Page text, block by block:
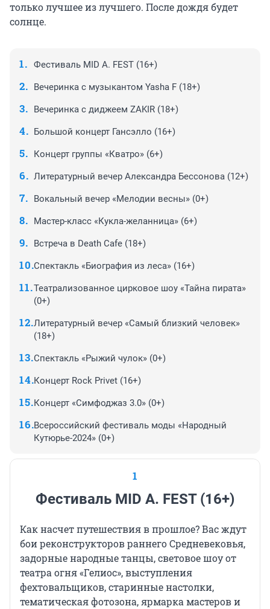
только лучшее из лучшего. После дождя будет
солнце.
Фестиваль MID A. FEST (16+)
Вечеринка с музыкантом Yasha F (18+)
Вечеринка с диджеем ZAKIR (18+)
Большой концерт Гансэлло (16+)
Концерт группы «Кватро» (6+)
Литературный вечер Александра Бессонова (12+)
Вокальный вечер «Мелодии весны» (0+)
Мастер-класс «Кукла-желанница» (6+)
Встреча в Death Cafe (18+)
Спектакль «Биография из леса» (16+)
Театрализованное цирковое шоу «Тайна пирата»
(0+)
Литературный вечер «Самый близкий человек»
(18+)
Спектакль «Рыжий чулок» (0+)
Концерт Rock Privet (16+)
Концерт «Симфоджаз 3.0» (0+)
Всероссийский фестиваль моды «Народный
Кутюрье-2024» (0+)
1
Фестиваль MID A. FEST (16+)
Как насчет путешествия в прошлое? Вас ждут
бои реконструкторов раннего Средневековья,
задорные народные танцы, световое шоу от
театра огня «Гелиос», выступления
фехтовальщиков, старинные настолки,
тематическая фотозона, ярмарка мастеров и